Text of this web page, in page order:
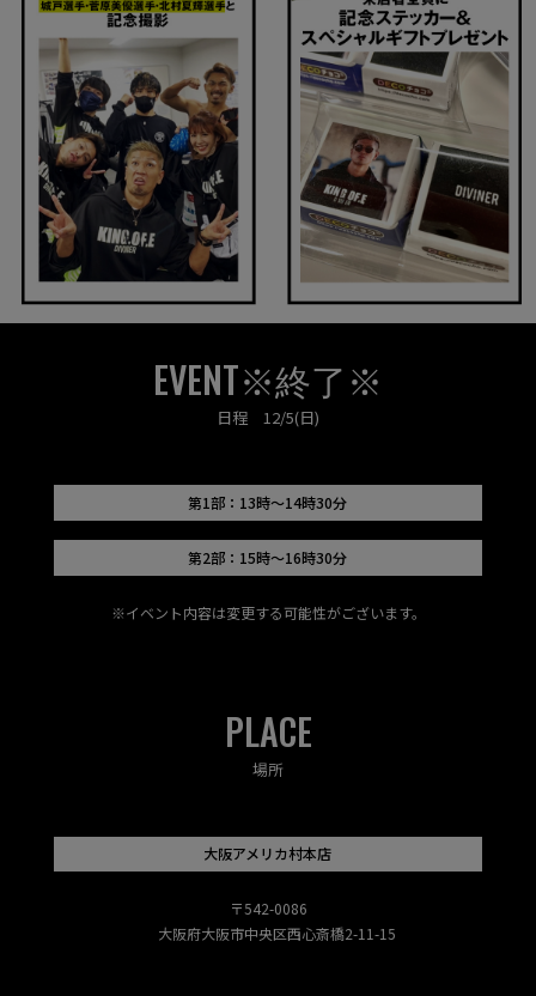
EVENT※終了※
日程 12/5(日)
第1部：13時～14時30分
第2部：15時～16時30分
※イベント内容は変更する可能性がございます。
PLACE
場所
大阪アメリカ村本店
〒542-0086
大阪府大阪市中央区西心斎橋2-11-15